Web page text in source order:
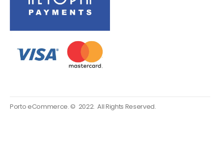
Porto eCommerce. © 2022. All Rights Reserved.